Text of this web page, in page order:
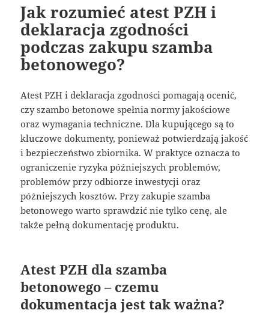
Jak rozumieć atest PZH i
deklaracja zgodności
podczas zakupu szamba
betonowego?
Atest PZH i deklaracja zgodności pomagają ocenić,
czy szambo betonowe spełnia normy jakościowe
oraz wymagania techniczne. Dla kupującego są to
kluczowe dokumenty, ponieważ potwierdzają jakość
i bezpieczeństwo zbiornika. W praktyce oznacza to
ograniczenie ryzyka późniejszych problemów,
problemów przy odbiorze inwestycji oraz
późniejszych kosztów. Przy zakupie szamba
betonowego warto sprawdzić nie tylko cenę, ale
także pełną dokumentację produktu.
Atest PZH dla szamba
betonowego – czemu
dokumentacja jest tak ważna?